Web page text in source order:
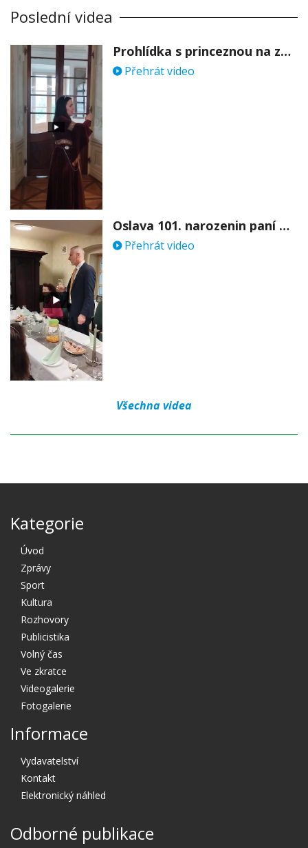
Poslední videa
Prohlídka s princeznou na zámku Stekník
Přehrát video
Oslava 101. narozenin paní Věry Skořepové
Přehrát video
Všechna videa
Kategorie
Úvod
Zprávy
Sport
Kultura
Rozhovory
Publicistika
Volný čas
Ve zkratce
Videogalerie
Fotogalerie
Informace
Vydavatelství
Kontakt
Elektronický náhled
Odborné publikace